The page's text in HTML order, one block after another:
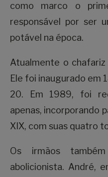
como marco o
responsável por ser
potável na época.
Atualmente o
Ele foi inaugurado em
20. Em 1989, foi
apenas, incorporando
XIX, com suas quatro
Os irmãos
abolicionista. André,